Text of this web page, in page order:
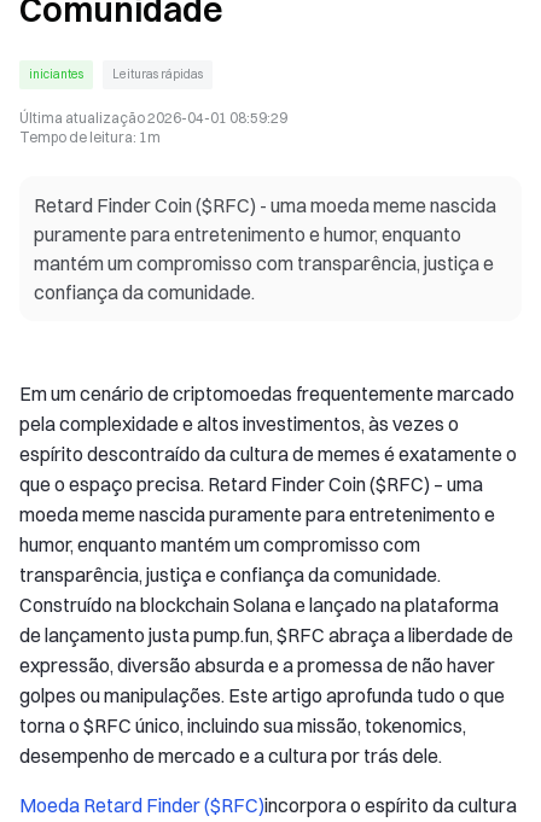
Comunidade
iniciantes Leituras rápidas
Última atualização2026-04-01 08:59:29
Tempo de leitura: 1m
Retard Finder Coin ($RFC) - uma moeda meme nascida
puramente para entretenimento e humor, enquanto
mantém um compromisso com transparência, justiça e
confiança da comunidade.
Em um cenário de criptomoedas frequentemente marcado
pela complexidade e altos investimentos, às vezes o
espírito descontraído da cultura de memes é exatamente o
que o espaço precisa. Retard Finder Coin ($RFC) – uma
moeda meme nascida puramente para entretenimento e
humor, enquanto mantém um compromisso com
transparência, justiça e confiança da comunidade.
Construído na blockchain Solana e lançado na plataforma
de lançamento justa pump.fun, $RFC abraça a liberdade de
expressão, diversão absurda e a promessa de não haver
golpes ou manipulações. Este artigo aprofunda tudo o que
torna o $RFC único, incluindo sua missão, tokenomics,
desempenho de mercado e a cultura por trás dele.
Moeda Retard Finder ($RFC)incorpora o espírito da cultura